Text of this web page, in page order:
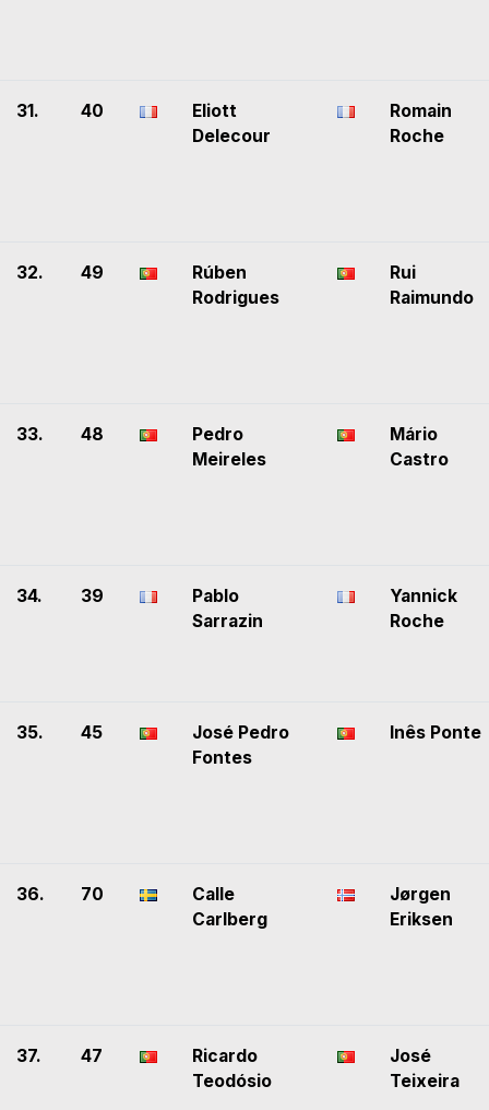
31. 40
Eliott
Delecour
Romain
Roche
32. 49
Rúben
Rodrigues
Rui
Raimundo
33. 48
Pedro
Meireles
Mário
Castro
34. 39
Pablo
Sarrazin
Yannick
Roche
35. 45
José Pedro
Fontes
Inês Ponte
36. 70
Calle
Carlberg
Jørgen
Eriksen
37. 47
Ricardo
Teodósio
José
Teixeira